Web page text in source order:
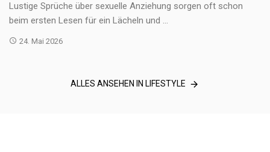
Lustige Sprüche über sexuelle Anziehung sorgen oft schon
beim ersten Lesen für ein Lächeln und ...
24. Mai 2026
ALLES ANSEHEN IN LIFESTYLE